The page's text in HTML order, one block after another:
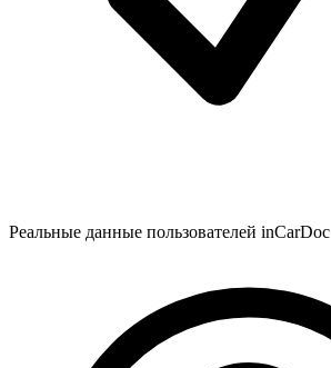
Реальные данные пользователей inCarDoc